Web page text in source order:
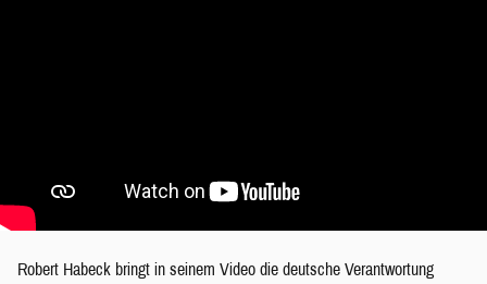
Robert Habeck bringt in seinem Video die deutsche Verantwortung